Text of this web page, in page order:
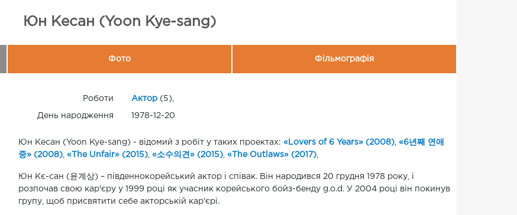
Юн Кесан (Yoon Kye-sang)
Фото Фільмографія
Роботи Актор(5),
День народження 1978-12-20
Юн Кесан (Yoon Kye-sang) - відомий з робіт у таких проектах: «Lovers of 6 Years» (2008) «6년째 연애
중» (2008) «The Unfair» (2015) «소수의견» (2015) «The Outlaws» (2017)
Юн Кє-сан (윤계상) – південнокорейський актор і співак. Він народився 20 грудня 1978 року, і
розпочав свою кар'єру у 1999 році як учасник корейського бойз-бенду g.o.d. У 2004 році він покинув
групу, щоб присвятити себе акторській кар'єрі.